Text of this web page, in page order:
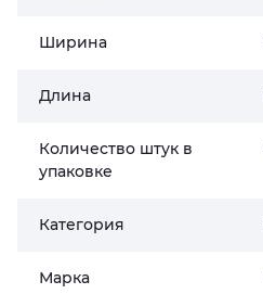
Ширина
Длина
Количество штук в
упаковке
Категория
Марка